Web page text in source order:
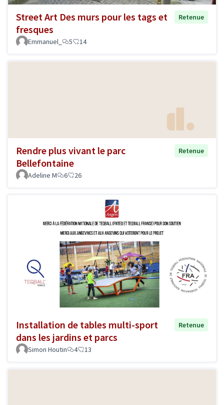
Street Art Des murs pour les tags et
fresques
Retenue
Emmanuel_ 5 14
Rendre plus vivant le parc
Bellefontaine
Retenue
Adeline M 6 26
Installation de tables multi-sport
dans les jardins et parcs
Retenue
Simon Houtin 4 13